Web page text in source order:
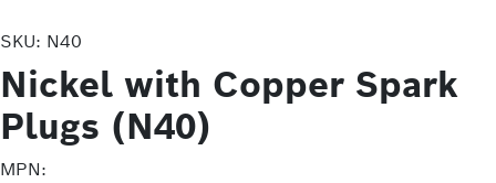
SKU: N40
Nickel with Copper Spark
Plugs (N40)
MPN: